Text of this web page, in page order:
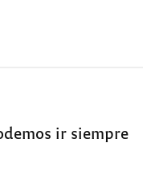
ir siempre